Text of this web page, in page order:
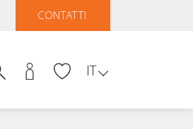
CONTATTI
IT